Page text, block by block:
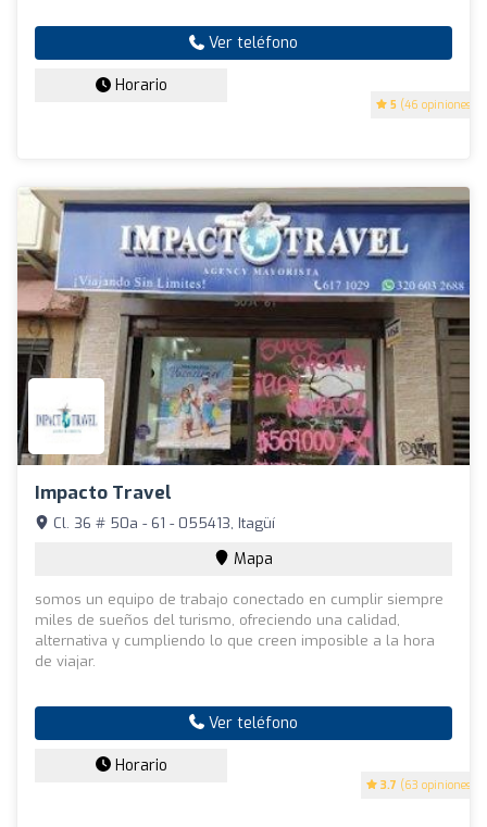
5 (46 opiniones)
Ver teléfono
Horario
Impacto Travel
3.7 (63 opiniones)
Cl. 36 # 50a - 61 - 055413, Itagüí
Mapa
somos un equipo de trabajo conectado en cumplir siempre
miles de sueños del turismo, ofreciendo una calidad,
alternativa y cumpliendo lo que creen imposible a la hora
de viajar.
Ver teléfono
Horario